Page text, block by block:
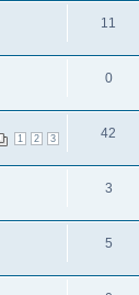
11
0
1 2 3 42
3
5